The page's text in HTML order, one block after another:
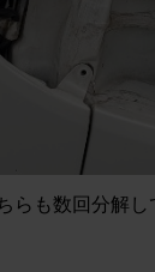
らも数回分解